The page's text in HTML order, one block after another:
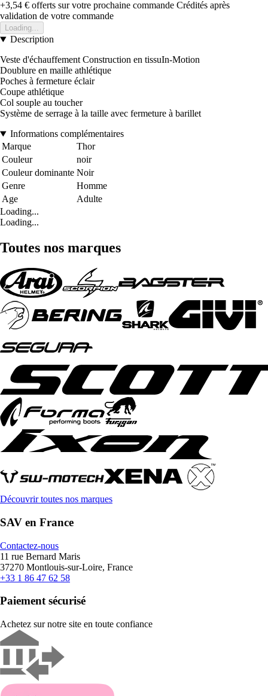
+3,54 € offerts sur votre prochaine commande Crédités après
validation de votre commande
Loading...
Description
Veste d'échauffement Construction en tissuIn-Motion
Doublure en maille athlétique
Poches à fermeture éclair
Coupe athlétique
Col souple au toucher
Système de serrage à la taille avec fermeture à barillet
Informations complémentaires
Marque
Thor
Couleur
noir
Couleur dominante Noir
Genre
Homme
Age
Adulte
Loading...
Loading...
Toutes nos marques
Découvrir toutes nos marques
SAV en France
Contactez-nous
11 rue Bernard Maris
37270 Montlouis-sur-Loire, France
+33 1 86 47 62 58
Paiement sécurisé
Achetez sur notre site en toute confiance